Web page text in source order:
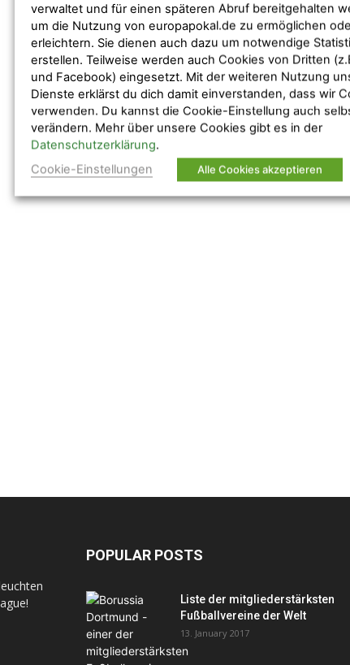
POPULAR POSTS
Liste der mitgliederstärksten
Fußballvereine der Welt
13. January 2017
verwaltet und für einen späteren Abruf bereitgehalten
um die Nutzung von europapokal.de zu ermöglichen
erleichtern. Sie dienen auch dazu um notwendige
erstellen. Teilweise werden auch Cookies von Dritten
und Facebook) eingesetzt. Mit der weiteren Nutzung
Dienste erklärst du dich damit einverstanden, dass wir
verwenden. Du kannst die Cookie-Einstellung auch
verändern. Mehr über unsere Cookies gibt es in der
Datenschutzerklärung.
Cookie-Einstellungen
Alle Cookies akzeptieren